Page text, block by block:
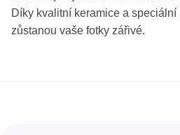
Díky kvalitní keramice a
zůstanou vaše fotky zářivé.